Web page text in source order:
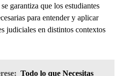
garantiza que los estudiantes
para entender y aplicar
judiciales en distintos contextos
Todo lo que Necesitas